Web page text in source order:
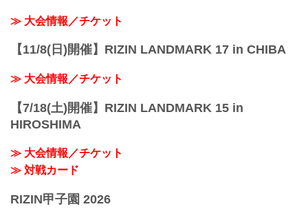
≫ 大会情報／チケット
【11/8(日)開催】RIZIN LANDMARK 17 in CHIBA
≫ 大会情報／チケット
【7/18(土)開催】RIZIN LANDMARK 15 in
HIROSHIMA
≫ 大会情報／チケット
≫ 対戦カード
RIZIN甲子園 2026